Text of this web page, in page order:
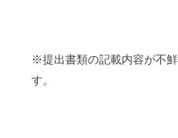
※提出書類の記載内容が不
す。